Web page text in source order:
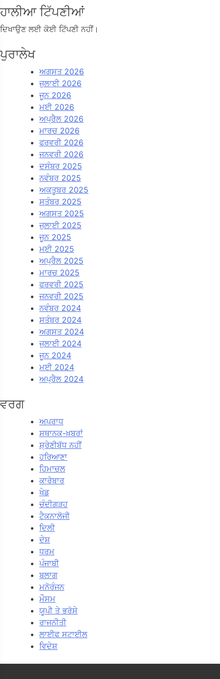
ਹਾਲੀਆ ਟਿੱਪਣੀਆਂ
ਦਿਖਾਉਣ ਲਈ ਕੋਈ ਟਿੱਪਣੀ ਨਹੀਂ।
ਪੁਰਾਲੇਖ
ਅਗਸਤ 2026
ਜੁਲਾਈ 2026
ਜੂਨ 2026
ਮਈ 2026
ਅਪ੍ਰੈਲ 2026
ਮਾਰਚ 2026
ਫਰਵਰੀ 2026
ਜਨਵਰੀ 2026
ਦਸੰਬਰ 2025
ਨਵੰਬਰ 2025
ਅਕਤੂਬਰ 2025
ਸਤੰਬਰ 2025
ਅਗਸਤ 2025
ਜੁਲਾਈ 2025
ਜੂਨ 2025
ਮਈ 2025
ਅਪ੍ਰੈਲ 2025
ਮਾਰਚ 2025
ਫਰਵਰੀ 2025
ਜਨਵਰੀ 2025
ਨਵੰਬਰ 2024
ਸਤੰਬਰ 2024
ਅਗਸਤ 2024
ਜੁਲਾਈ 2024
ਜੂਨ 2024
ਮਈ 2024
ਅਪ੍ਰੈਲ 2024
ਵਰਗ
ਅਪਰਾਧ
ਸਥਾਨਕ-ਖ਼ਬਰਾਂ
ਸ਼੍ਰੇਣੀਬੱਧ ਨਹੀਂ
ਹਰਿਆਣਾ
ਹਿਮਾਚਲ
ਕਾਰੋਬਾਰ
ਖੇਡ
ਚੰਦੀਗੜਹ
ਟੈਕਨਾਲੋਜੀ
ਦਿਲੀ
ਦੇਸ਼
ਧਰਮ
ਪੰਜਾਬੀ
ਬਲਾਗ
ਮਨੋਰੰਜਨ
ਮੌਸਮ
ਯੂਪੀ ਤੇ ਭਰੋਸੇ
ਰਾਜਨੀਤੀ
ਲਾਈਫ ਸਟਾਈਲ
ਵਿਦੇਸ਼